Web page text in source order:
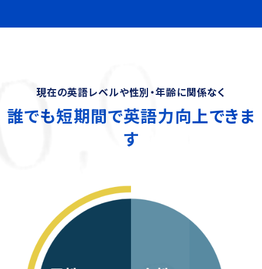
現在の英語レベルや性別・年齢に関係なく
誰でも短期間で英語力向上できま
す